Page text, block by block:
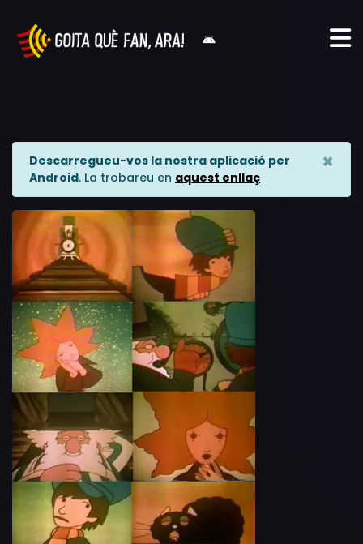
Descarregueu-vos la nostra aplicació per
Android. La trobareu en aquest enllaç
×